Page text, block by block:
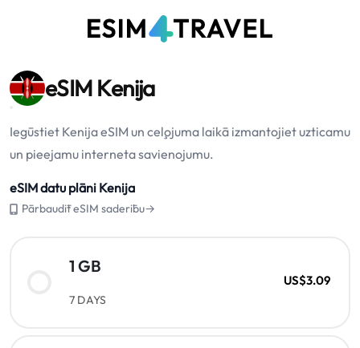
eSIM Kenija
Iegūstiet Kenija eSIM un ceļojuma laikā izmantojiet uzticamu
un pieejamu interneta savienojumu.
eSIM datu plāni Kenija
Pārbaudīt eSIM saderību→
1 GB
7 DAYS
US$3.09